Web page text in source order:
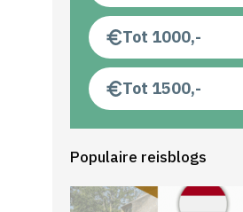
Tot 1000,-
Tot 1500,-
Populaire reisblogs